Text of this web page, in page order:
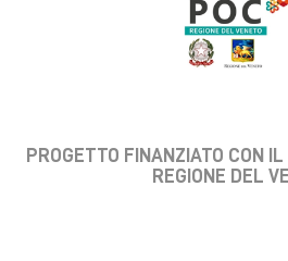
PROGETTO FINANZIATO CON
REGIONE DEL